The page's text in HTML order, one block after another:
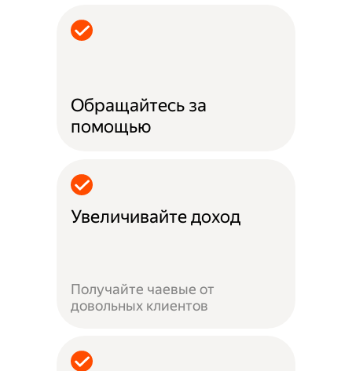
Обращайтесь за
помощью
Увеличивайте доход
Получайте чаевые от
довольных клиентов